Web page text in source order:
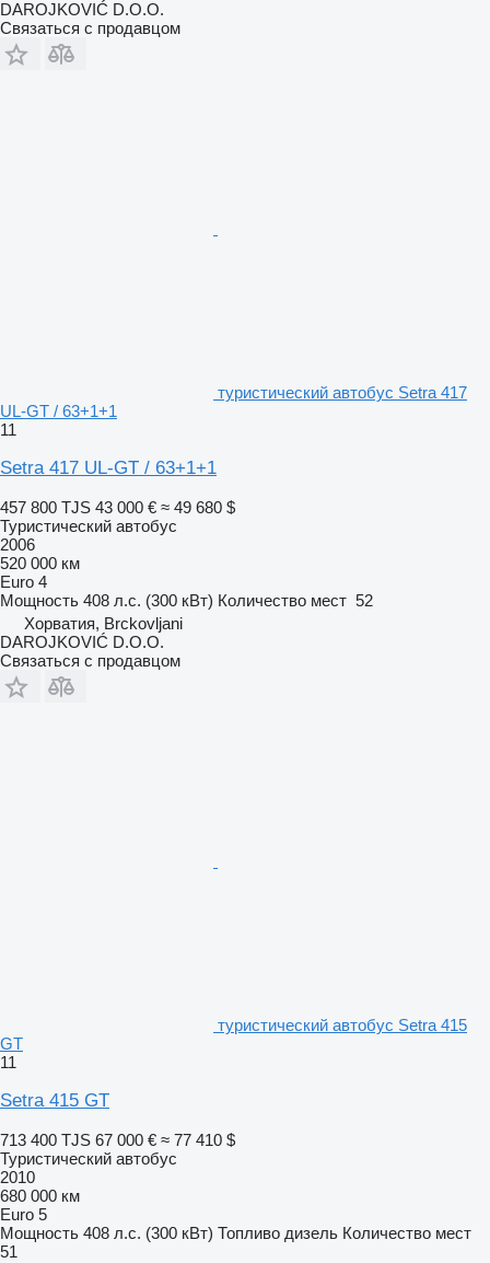
DAROJKOVIĆ D.O.O.
Связаться с продавцом
туристический автобус Setra 417
UL-GT / 63+1+1
11
Setra 417 UL-GT / 63+1+1
457 800 TJS 43 000 € ≈ 49 680 $
Туристический автобус
2006
520 000 км
Euro 4
Мощность 408 л.с. (300 кВт) Количество мест 52
Хорватия, Brckovljani
DAROJKOVIĆ D.O.O.
Связаться с продавцом
туристический автобус Setra 415
GT
11
Setra 415 GT
713 400 TJS 67 000 € ≈ 77 410 $
Туристический автобус
2010
680 000 км
Euro 5
Мощность 408 л.с. (300 кВт) Топливо дизель Количество мест
51